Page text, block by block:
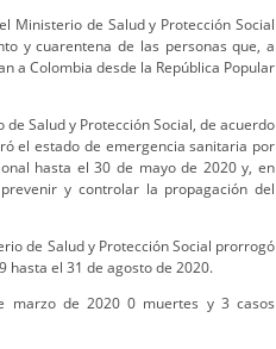
Ministerio de Salud y Protección Social
y cuarentena de las personas que, a
a Colombia desde la República Popular
Salud y Protección Social, de acuerdo
el estado de emergencia sanitaria por
hasta el 30 de mayo de 2020 y, en
y controlar la propagación del
de Salud y Protección Social prorrogó
hasta el 31 de agosto de 2020.
marzo de 2020 0 muertes y 3 casos